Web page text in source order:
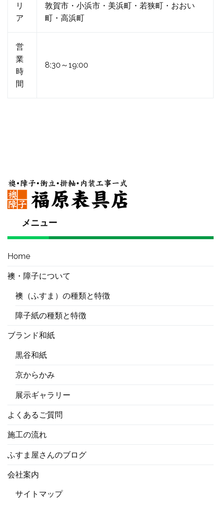
リ
ア
敦賀市・小浜市・美浜町・若狭町・おおい
町・高浜町
営
業
時
間
8:30～19:00
メニュー
Home
襖・障子について
襖（ふすま）の種類と特徴
障子紙の種類と特徴
ブランド和紙
黒谷和紙
京からかみ
展示ギャラリー
よくあるご質問
施工の流れ
ふすま屋さんのブログ
会社案内
サイトマップ